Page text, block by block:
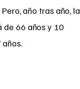
año tras año, la
de 66 años y 10